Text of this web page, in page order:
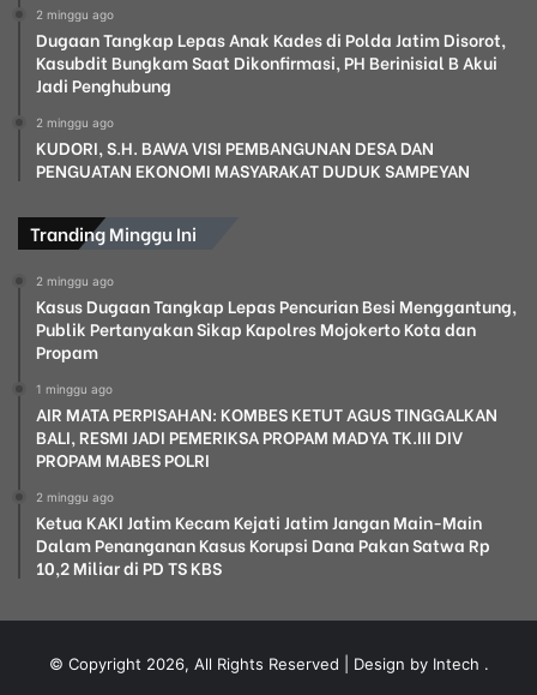
2 minggu ago
Dugaan Tangkap Lepas Anak Kades di Polda Jatim Disorot,
Kasubdit Bungkam Saat Dikonfirmasi, PH Berinisial B Akui
Jadi Penghubung
2 minggu ago
KUDORI, S.H. BAWA VISI PEMBANGUNAN DESA DAN
PENGUATAN EKONOMI MASYARAKAT DUDUK SAMPEYAN
Tranding Minggu Ini
2 minggu ago
Kasus Dugaan Tangkap Lepas Pencurian Besi Menggantung,
Publik Pertanyakan Sikap Kapolres Mojokerto Kota dan
Propam
1 minggu ago
AIR MATA PERPISAHAN: KOMBES KETUT AGUS TINGGALKAN
BALI, RESMI JADI PEMERIKSA PROPAM MADYA TK.III DIV
PROPAM MABES POLRI
2 minggu ago
Ketua KAKI Jatim Kecam Kejati Jatim Jangan Main-Main
Dalam Penanganan Kasus Korupsi Dana Pakan Satwa Rp
10,2 Miliar di PD TS KBS
© Copyright 2026, All Rights Reserved | Design by Intech .